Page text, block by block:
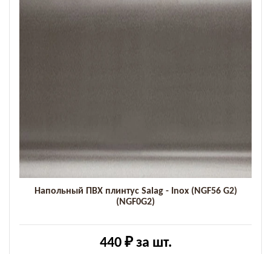
Напольный ПВХ плинтус Salag - Inox (NGF56 G2)
(NGF0G2)
440 ₽за шт.